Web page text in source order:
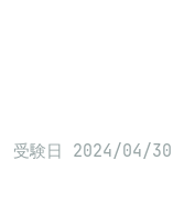
受験日 2024/04/30